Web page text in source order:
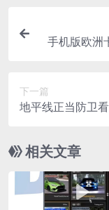
手机版欧洲
下一篇
地平线正当防卫
相关文章